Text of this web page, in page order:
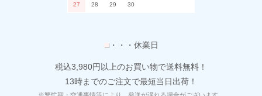
27 28 29 30
■ ・・・休業日
税込3,980円以上のお買い物で送料無料！
13時までのご注文で最短当日出荷！